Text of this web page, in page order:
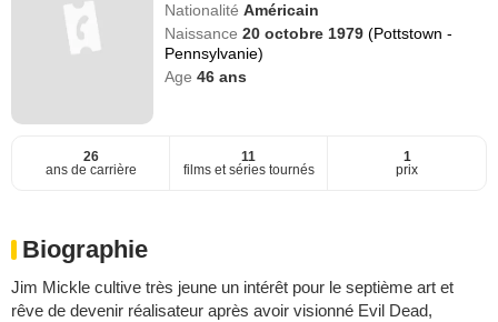
NationalitéAméricain
Naissance20 octobre 1979(Pottstown -
Pennsylvanie)
Age46 ans
26
ans de carrière
11
films et séries tournés
1
prix
Biographie
Jim Mickle cultive très jeune un intérêt pour le septième art et
rêve de devenir réalisateur après avoir visionné Evil Dead,